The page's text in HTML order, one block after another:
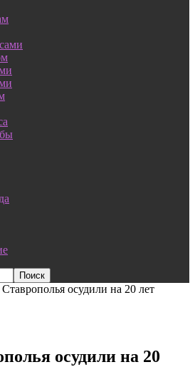
осудили на 20 лет
осудили на 20